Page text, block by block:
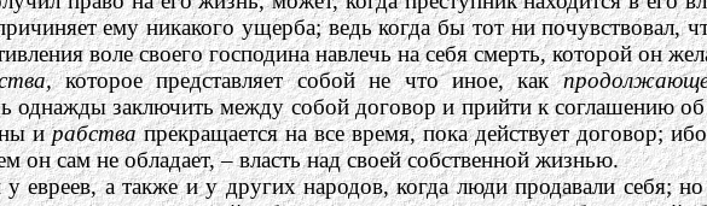
ему никакого ущерба; ведь когда бы тот ни почувствовал,
воле своего господина навлечь на себя смерть, которой он
которое представляет собой не что иное, как
однажды заключить между собой договор и прийти к соглашению
ирабствапрекращается на все время, пока действует договор;
сам не обладает, – власть над своей собственной жизнью.
евреев, а также и у других народов, когда люди продавали себя;